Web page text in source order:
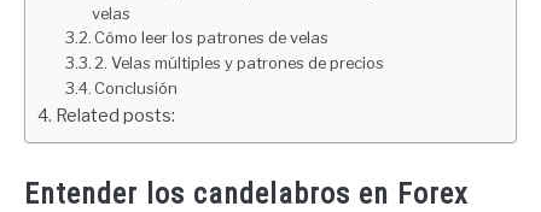
velas
Cómo leer los patrones de velas
2. Velas múltiples y patrones de precios
Conclusión
Related posts:
Entender los candelabros en Forex